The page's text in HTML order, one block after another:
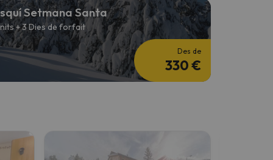
Setmana Santa
+ 3 Dies de forfait
Des de
330 €